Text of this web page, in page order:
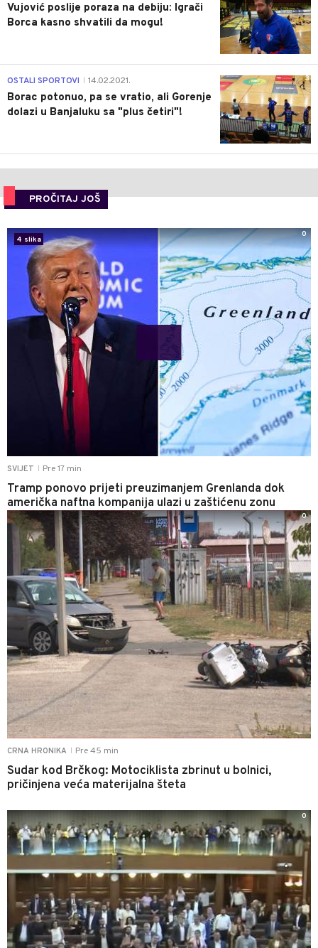
Vujović poslije poraza na debiju: Igrači
Borca kasno shvatili da mogu!
3
OSTALI SPORTOVI 14.02.2021.
Borac potonuo, pa se vratio, ali Gorenje
dolazi u Banjaluku sa "plus četiri"!
PROČITAJ JOŠ
SVIJET Pre 17 min
Tramp ponovo prijeti preuzimanjem Grenlanda dok
američka naftna kompanija ulazi u zaštićenu zonu
4 slika
0
CRNA HRONIKA Pre 45 min
Sudar kod Brčkog: Motociklista zbrinut u bolnici,
pričinjena veća materijalna šteta
0
0